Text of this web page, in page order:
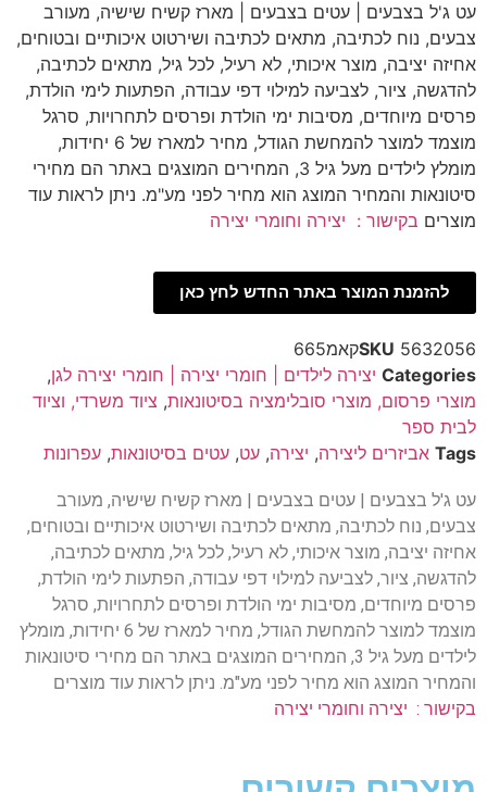
עט ג'ל בצבעים | עטים בצבעים | מארז קשיח שישיה, מעורב
צבעים, נוח לכתיבה, מתאים לכתיבה ושירטוט איכותיים ובטוחים,
אחיזה יציבה, מוצר איכותי, לא רעיל, לכל גיל, מתאים לכתיבה,
להדגשה, ציור, לצביעה למילוי דפי עבודה, הפתעות לימי הולדת,
פרסים מיוחדים, מסיבות ימי הולדת ופרסים לתחרויות, סרגל
מוצמד למוצר להמחשת הגודל, מחיר למארז של 6 יחידות,
מומלץ לילדים מעל גיל 3, המחירים המוצגים באתר הם מחירי
סיטונאות והמחיר המוצג הוא מחיר לפני מע"מ. ניתן לראות עוד
מוצרים בקישור : יצירה וחומרי יצירה
להזמנת המוצר באתר החדש לחץ כאן
SKU 5632056קאמ665
Categories יצירה לילדים | חומרי יצירה | חומרי יצירה לגן,
מוצרי פרסום, מוצרי סובלימציה בסיטונאות, ציוד משרדי, וציוד
לבית ספר
Tags אביזרים ליצירה, יצירה, עט, עטים בסיטונאות, עפרונות
עט ג'ל בצבעים | עטים בצבעים | מארז קשיח שישיה, מעורב
צבעים, נוח לכתיבה, מתאים לכתיבה ושירטוט איכותיים ובטוחים,
אחיזה יציבה, מוצר איכותי, לא רעיל, לכל גיל, מתאים לכתיבה,
להדגשה, ציור, לצביעה למילוי דפי עבודה, הפתעות לימי הולדת,
פרסים מיוחדים, מסיבות ימי הולדת ופרסים לתחרויות, סרגל
מוצמד למוצר להמחשת הגודל, מחיר למארז של 6 יחידות, מומלץ
לילדים מעל גיל 3, המחירים המוצגים באתר הם מחירי סיטונאות
והמחיר המוצג הוא מחיר לפני מע"מ. ניתן לראות עוד מוצרים
בקישור : יצירה וחומרי יצירה